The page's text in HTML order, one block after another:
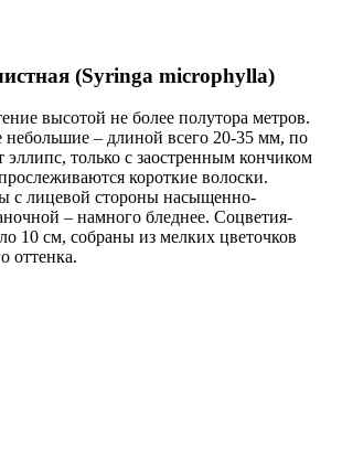
(Syringa microphylla)
высотой не более полутора метров.
небольшие – длиной всего 20-35 мм, по
только с заостренным кончиком
короткие волоски.
с лицевой стороны насыщенно-
– намного бледнее. Соцветия-
10 см, собраны из мелких цветочков
оттенка.